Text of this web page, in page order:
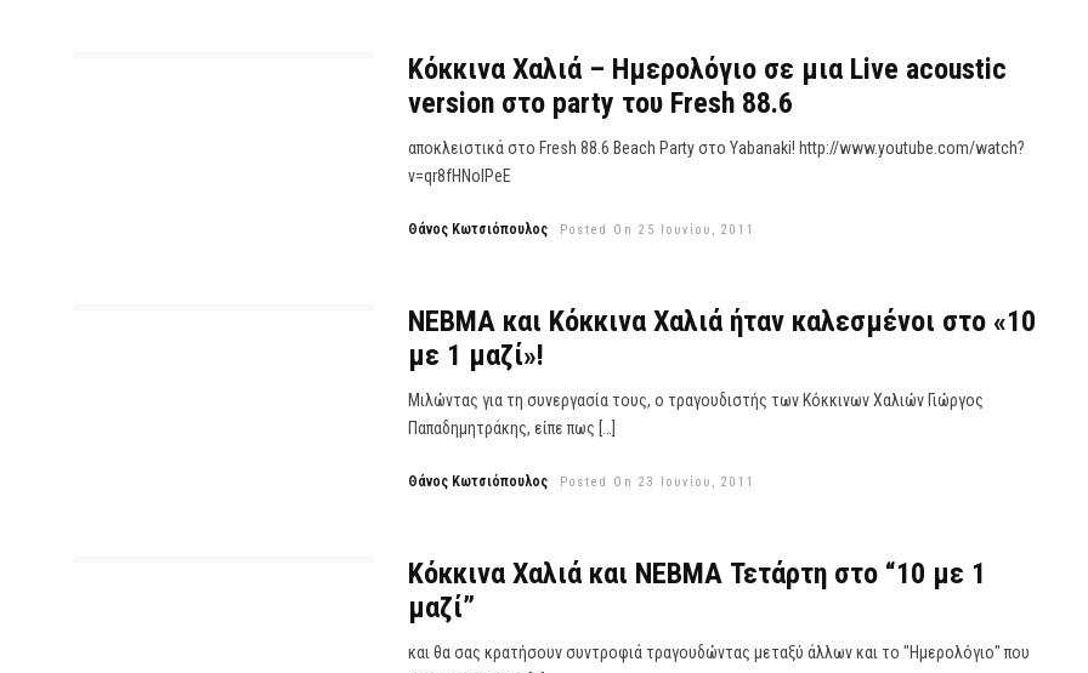
Kόκκινα Χαλιά – Ημερολόγιο σε μια Live acoustic
version στο party του Fresh 88.6
αποκλειστικά στο Fresh 88.6 Beach Party στο Yabanaki! http://www.youtube.com/watch?
v=qr8fHNoIPeE
Θάνος Κωτσιόπουλος Posted On 25 Ιουνίου, 2011
NEBMA και Κόκκινα Χαλιά ήταν καλεσμένοι στο «10
με 1 μαζί»!
Μιλώντας για τη συνεργασία τους, ο τραγουδιστής των Κόκκινων Χαλιών Γιώργος
Παπαδημητράκης, είπε πως […]
Θάνος Κωτσιόπουλος Posted On 23 Ιουνίου, 2011
Κόκκινα Χαλιά και ΝΕΒΜΑ Τετάρτη στο “10 με 1
μαζί”
και θα σας κρατήσουν συντροφιά τραγουδώντας μεταξύ άλλων και το "Ημερολόγιο" που